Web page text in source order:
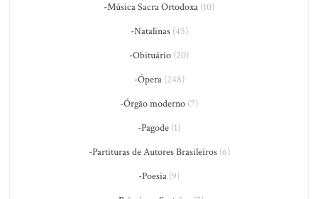
-Música Sacra Ortodoxa (10)
-Natalinas(45)
-Obituário (20)
-Ópera(248)
-Órgão moderno (7)
-Pagode (1)
-Partituras de Autores Brasileiros(6)
-Poesia (9)